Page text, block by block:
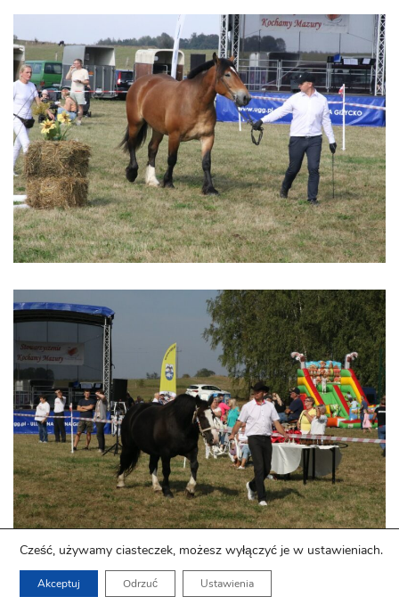
Cześć, używamy ciasteczek, możesz wyłączyć je w ustawieniach.
Akceptuj Odrzuć Ustawienia